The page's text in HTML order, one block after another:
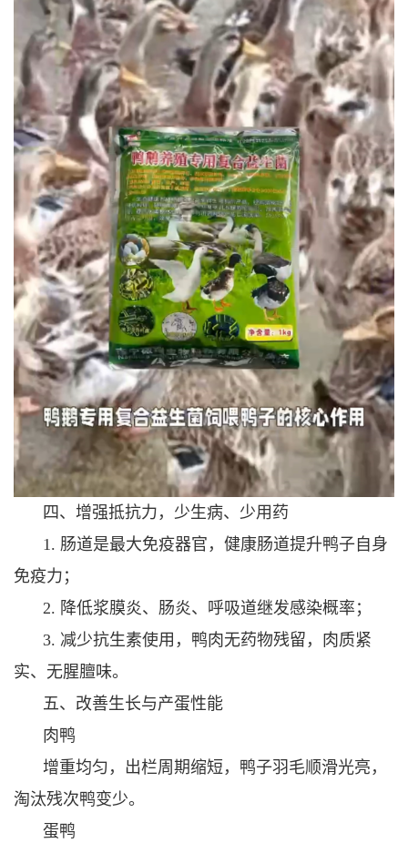
四、增强抵抗力，少生病、少用药
1. 肠道是最大免疫器官，健康肠道提升鸭子自身
免疫力；
2. 降低浆膜炎、肠炎、呼吸道继发感染概率；
3. 减少抗生素使用，鸭肉无药物残留，肉质紧
实、无腥膻味。
五、改善生长与产蛋性能
肉鸭
增重均匀，出栏周期缩短，鸭子羽毛顺滑光亮，
淘汰残次鸭变少。
蛋鸭